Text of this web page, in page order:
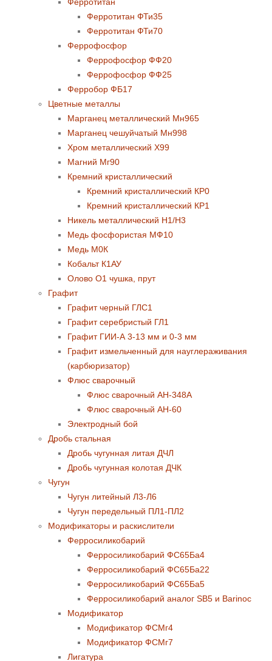
Ферротитан ФТи35
Ферротитан ФТи70
Феррофосфор
Феррофосфор ФФ20
Феррофосфор ФФ25
Ферробор ФБ17
Цветные металлы
Марганец металлический Мн965
Марганец чешуйчатый Мн998
Хром металлический Х99
Магний Мг90
Кремний кристаллический
Кремний кристаллический КР0
Кремний кристаллический КР1
Никель металлический Н1/Н3
Медь фосфористая МФ10
Медь М0К
Кобальт К1АУ
Олово О1 чушка, прут
Графит
Графит черный ГЛС1
Графит серебристый ГЛ1
Графит ГИИ-А 3-13 мм и 0-3 мм
Графит измельченный для науглераживания
(карбюризатор)
Флюс сварочный
Флюс сварочный АН-348А
Флюс сварочный АН-60
Электродный бой
Дробь стальная
Дробь чугунная литая ДЧЛ
Дробь чугунная колотая ДЧК
Чугун
Чугун литейный Л3-Л6
Чугун передельный ПЛ1-ПЛ2
Модификаторы и раскислители
Ферросиликобарий
Ферросиликобарий ФС65Ба4
Ферросиликобарий ФС65Ба22
Ферросиликобарий ФС65Ба5
Ферросиликобарий аналог SB5 и Barinoc
Модификатор
Модификатор ФСМг4
Модификатор ФСМг7
Лигатура